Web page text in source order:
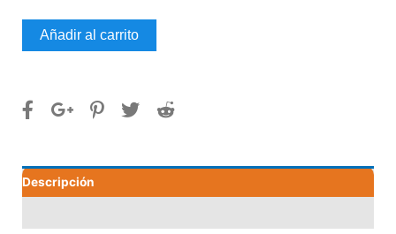
COMPRESOR
PARA
AUTOMOTRIZ
MOD
505
Añadir al carrito
Descripción